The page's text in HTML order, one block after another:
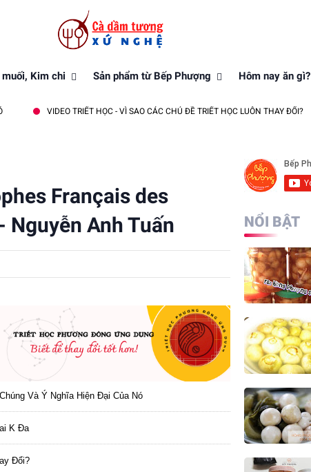
muối, Kim chi Sản phẩm từ Bếp Phượng Hôm nay ăn gì?
VIDEO TRIẾT HỌC - VÌ SAO CÁC CHỦ ĐỀ TRIẾT HỌC LUÔN THAY ĐỔI?
Français des
Anh Tuấn
Và Ý Nghĩa Hiện Đại Của Nó
K Đa
Đổi?
NỔI BẬT